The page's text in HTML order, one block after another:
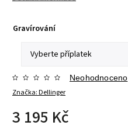
Gravírování
Značka:Dellinger
Neohodnoceno
3 195 Kč